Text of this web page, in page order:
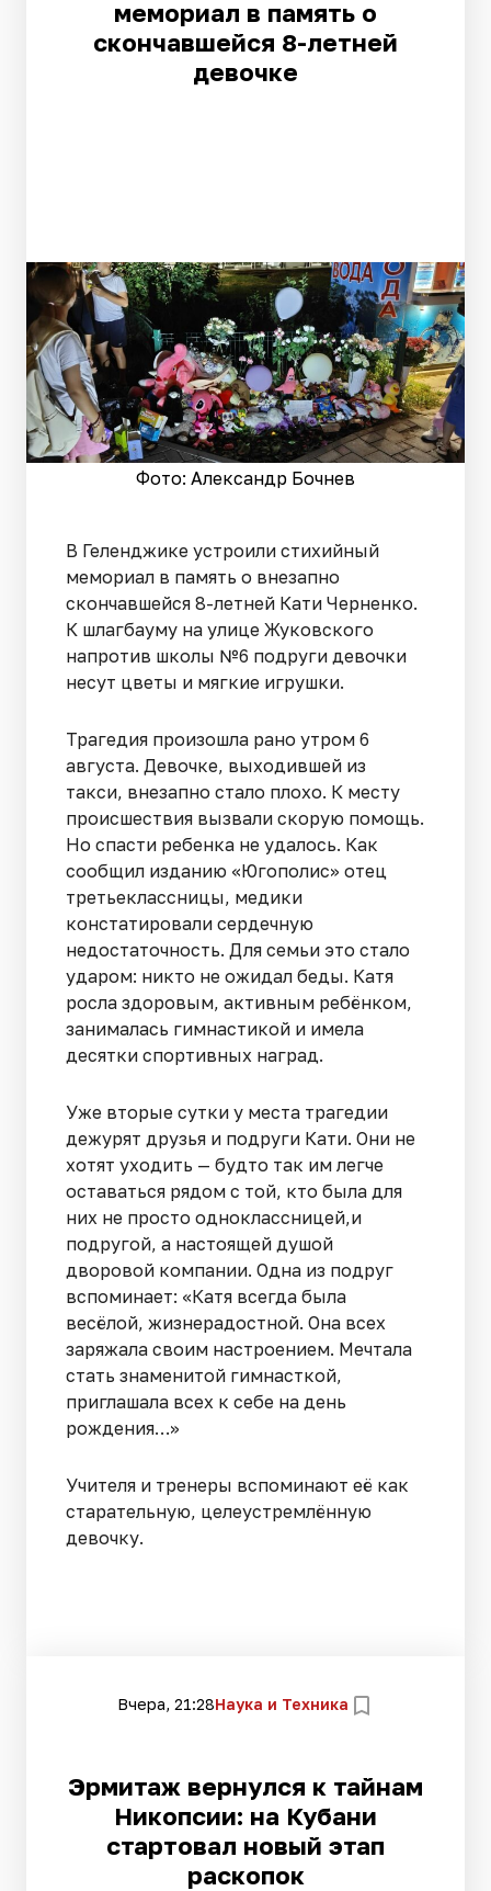
мемориал в память о
скончавшейся 8-летней
девочке
Фото: Александр Бочнев
В Геленджике устроили стихийный
мемориал в память о внезапно
скончавшейся 8-летней Кати Черненко.
К шлагбауму на улице Жуковского
напротив школы №6 подруги девочки
несут цветы и мягкие игрушки.
Трагедия произошла рано утром 6
августа. Девочке, выходившей из
такси, внезапно стало плохо. К месту
происшествия вызвали скорую помощь.
Но спасти ребенка не удалось. Как
сообщил изданию «Югополис» отец
третьеклассницы, медики
констатировали сердечную
недостаточность. Для семьи это стало
ударом: никто не ожидал беды. Катя
росла здоровым, активным ребёнком,
занималась гимнастикой и имела
десятки спортивных наград.
Уже вторые сутки у места трагедии
дежурят друзья и подруги Кати. Они не
хотят уходить — будто так им легче
оставаться рядом с той, кто была для
них не просто одноклассницей,и
подругой, а настоящей душой
дворовой компании. Одна из подруг
вспоминает: «Катя всегда была
весёлой, жизнерадостной. Она всех
заряжала своим настроением. Мечтала
стать знаменитой гимнасткой,
приглашала всех к себе на день
рождения…»
Учителя и тренеры вспоминают её как
старательную, целеустремлённую
девочку.
Вчера, 21:28Наука и Техника
Эрмитаж вернулся к тайнам
Никопсии: на Кубани
стартовал новый этап
раскопок